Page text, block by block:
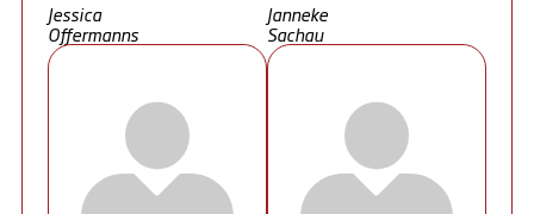
Jessica
Offermanns
Janneke
Sachau